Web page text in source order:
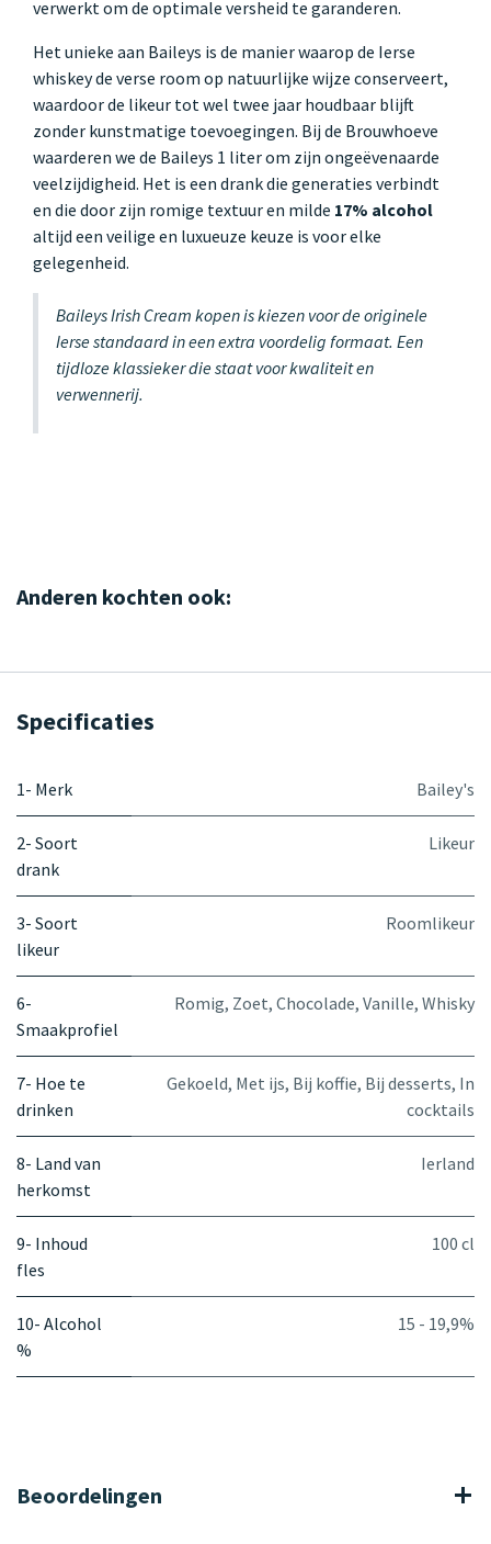
verwerkt om de optimale versheid te garanderen.
Het unieke aan Baileys is de manier waarop de Ierse
whiskey de verse room op natuurlijke wijze conserveert,
waardoor de likeur tot wel twee jaar houdbaar blijft
zonder kunstmatige toevoegingen. Bij de Brouwhoeve
waarderen we de Baileys 1 liter om zijn ongeëvenaarde
veelzijdigheid. Het is een drank die generaties verbindt
en die door zijn romige textuur en milde 17% alcohol
altijd een veilige en luxueuze keuze is voor elke
gelegenheid.
Baileys Irish Cream kopen is kiezen voor de originele
Ierse standaard in een extra voordelig formaat. Een
tijdloze klassieker die staat voor kwaliteit en
verwennerij.
Anderen kochten ook:
Specificaties
1- Merk Bailey's
2- Soort
drank
Likeur
3- Soort
likeur
Roomlikeur
6-
Smaakprofiel
Romig, Zoet, Chocolade, Vanille, Whisky
7- Hoe te
drinken
Gekoeld, Met ijs, Bij koffie, Bij desserts, In
cocktails
8- Land van
herkomst
Ierland
9- Inhoud
fles
100 cl
10- Alcohol
%
15 - 19,9%
Beoordelingen